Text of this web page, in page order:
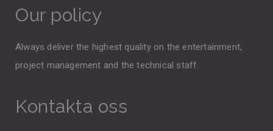
Our policy
Always deliver the highest quality on the entertainment,
project management and the technical staff.
Kontakta oss